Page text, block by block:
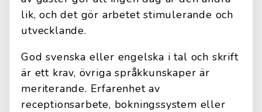
lik, och det gör arbetet stimulerande och
utvecklande.
God svenska eller engelska i tal och skrift
är ett krav, övriga språkkunskaper är
meriterande. Erfarenhet av
receptionsarbete, bokningssystem eller